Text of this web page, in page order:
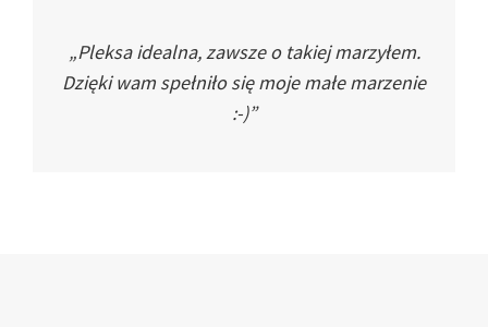
„Pleksa idealna, zawsze o takiej marzyłem.
Dzięki wam spełniło się moje małe marzenie
:-)”